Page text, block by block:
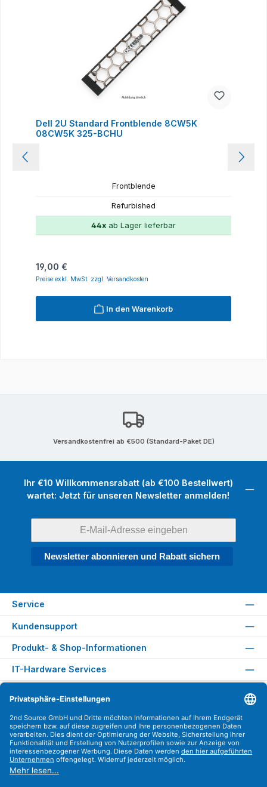
Dell 2U Standard Frontblende 8CW5K
08CW5K 325-BCHU
Frontblende
Refurbished
44x ab Lager lieferbar
Regulärer Preis:
19,00 €
Preise exkl. MwSt. zzgl. Versandkosten
In den Warenkorb
Versandkostenfrei ab €500 (Standard-Paket DE)
Ihr €10 Willkommensrabatt (ab €100 Bestellwert)
wartet: Jetzt für unseren Newsletter anmelden!
Newsletter abonnieren und Rabatt sichern
Service
Kundensupport
Produkt- & Shop-Informationen
IT-Hardware Services
Versandarten
Zahlungsarten
Sicher Einkaufen
Find us on